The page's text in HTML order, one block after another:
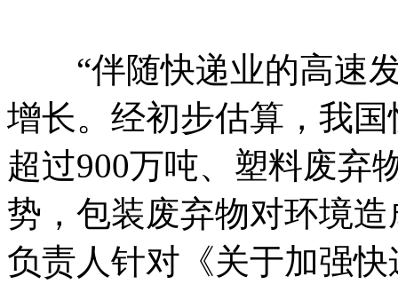
“伴随快递业的高速发
增长。经初步估算，我
超过900万吨、塑料废弃
势，包装废弃物对环境
负责人针对《关于加强